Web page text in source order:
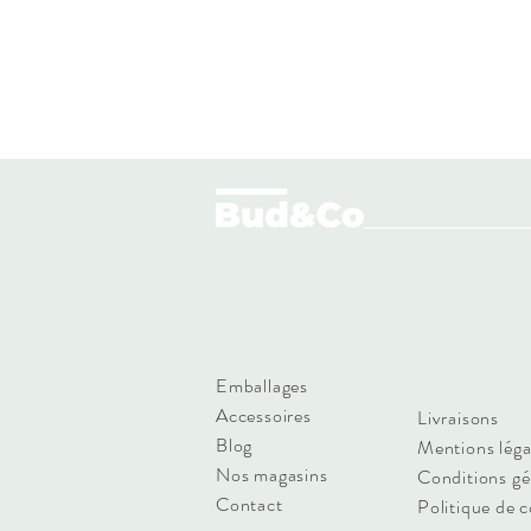
Emballages
Accessoires
Blog
Nos magasins
Contact
Livraisons
Mentions
Conditions
Politique de